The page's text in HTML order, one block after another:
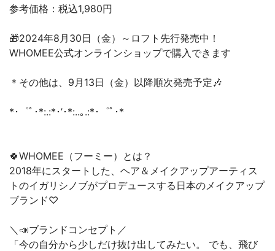
参考価格：税込1,980円
🎁2024年8月30日（金）～ロフト先行発売中！
WHOMEE公式オンラインショップで購入できます
＊その他は、9月13日（金）以降順次発売予定🎶
*･゜ﾟ･*:.:*･’･*:..｡.:*･゜ﾟ･*
🍀WHOMEE（フーミー）とは？
2018年にスタートした、ヘア＆メイクアップアーティス
トのイガリシノブがプロデュースする日本のメイクアップ
ブランド♡
＼📣ブランドコンセプト／
「今の自分から少しだけ抜け出してみたい。 でも、飛び